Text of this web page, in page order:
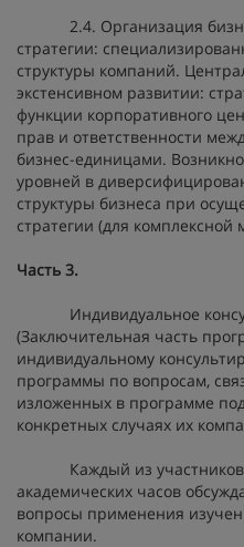
2.4. Организация
стратегии:
структуры компаний.
экстенсивном развитии:
функции корпоративного
прав и ответственности
бизнес-единицами.
уровней в
структуры бизнеса при
стратегии (для комплексной
Часть 3.
Индивидуальное
(Заключительная часть
индивидуальному
программы по вопросам,
изложенных в программе
конкретных случаях их
Каждый из участников
академических часов
вопросы применения
компании.